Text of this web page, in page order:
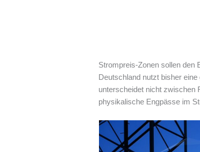
Strompreis-Zonen sollen den
Deutschland nutzt bisher
unterscheidet nicht zwischen
physikalische Engpässe im